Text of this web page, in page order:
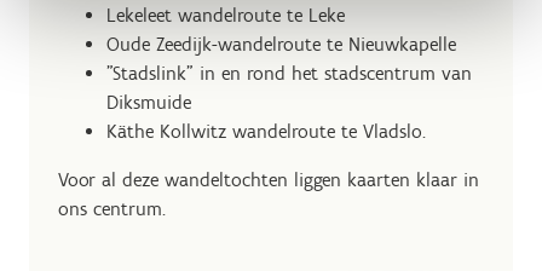
Lekeleet wandelroute te Leke
Oude Zeedijk-wandelroute te Nieuwkapelle
"Stadslink" in en rond het stadscentrum van
Diksmuide
Käthe Kollwitz wandelroute te Vladslo.
Voor al deze wandeltochten liggen kaarten klaar in
ons centrum.